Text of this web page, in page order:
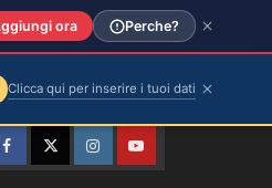
FacebookTwitterInstagramYouTube
ora Perche?
Clicca qui per inserire i tuoi dati